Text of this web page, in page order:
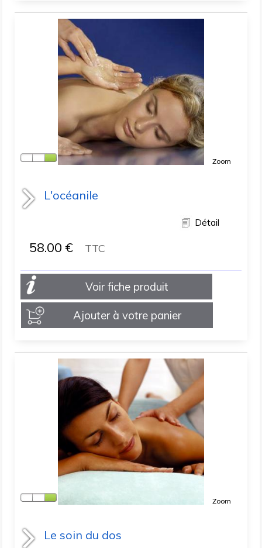
Zoom
L'océanile
Détail
58.00 € TTC
Voir fiche produit
Ajouter à votre panier
Zoom
Le soin du dos